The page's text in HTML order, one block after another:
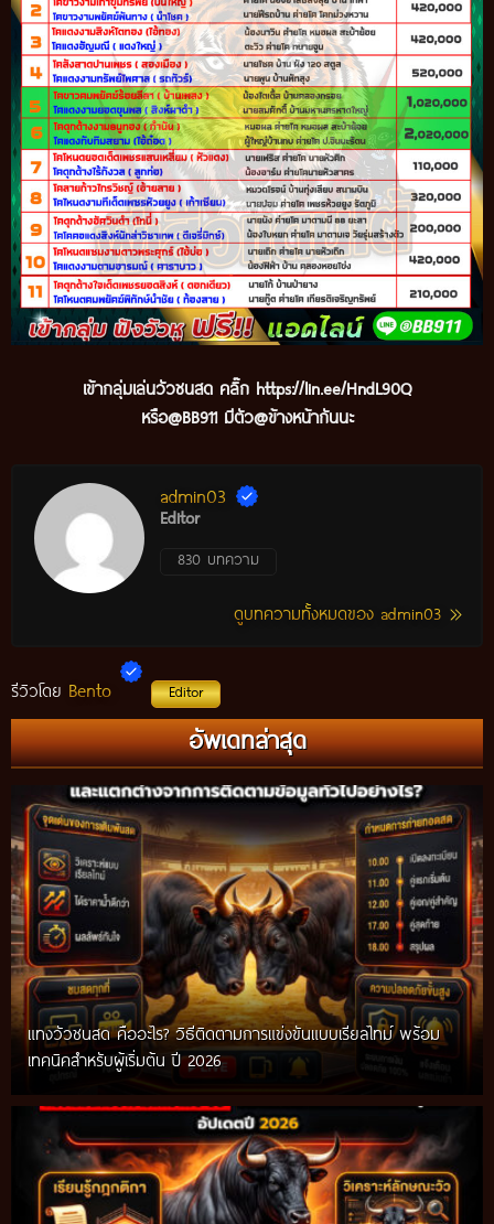
เข้ากลุ่มเล่นวัวชนสด คลิ๊ก https://lin.ee/HndL90Q
หรือ@BB911 มีตัว@ข้างหน้ากันนะ
admin03
Editor
830 บทความ
ดูบทความทั้งหมดของ admin03
รีวิวโดย Bento Editor
อัพเดทล่าสุด
แทงวัวชนสด คืออะไร? วิธีติดตามการแข่งขันแบบเรียลไทม์ พร้อม
เทคนิคสำหรับผู้เริ่มต้น ปี 2026